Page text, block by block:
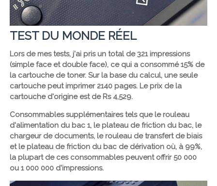
TEST DU MONDE RÉEL
Lors de mes tests, j'ai pris un total de 321 impressions
(simple face et double face), ce qui a consommé 15% de
la cartouche de toner. Sur la base du calcul, une seule
cartouche peut imprimer 2140 pages. Le prix de la
cartouche d'origine est de Rs 4,529.
Consommables supplémentaires tels que le rouleau
d'alimentation du bac 1, le plateau de friction du bac, le
chargeur de documents, le rouleau de transfert de biais
et le plateau de friction du bac de dérivation où, à 99%,
la plupart de ces consommables peuvent offrir 50 000
ou 1 000 000 d'impressions.